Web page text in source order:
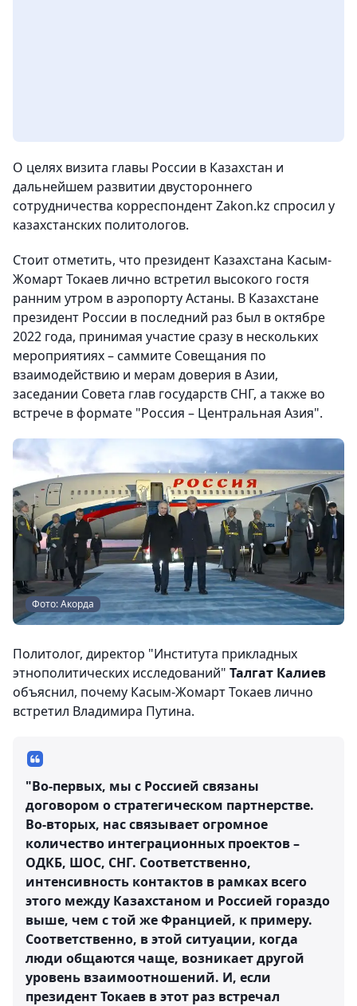
О целях визита главы России в Казахстан и
дальнейшем развитии двустороннего
сотрудничества корреспондент Zakon.kz спросил у
казахстанских политологов.
Стоит отметить, что президент Казахстана Касым-
Жомарт Токаев лично встретил высокого гостя
ранним утром в аэропорту Астаны. В Казахстане
президент России в последний раз был в октябре
2022 года, принимая участие сразу в нескольких
мероприятиях – саммите Совещания по
взаимодействию и мерам доверия в Азии,
заседании Совета глав государств СНГ, а также во
встрече в формате "Россия – Центральная Азия".
Фото: Акорда
Политолог, директор "Института прикладных
этнополитических исследований" Талгат Калиев
объяснил, почему Касым-Жомарт Токаев лично
встретил Владимира Путина.
"Во-первых, мы с Россией связаны
договором о стратегическом партнерстве.
Во-вторых, нас связывает огромное
количество интеграционных проектов –
ОДКБ, ШОС, СНГ. Соответственно,
интенсивность контактов в рамках всего
этого между Казахстаном и Россией гораздо
выше, чем с той же Францией, к примеру.
Соответственно, в этой ситуации, когда
люди общаются чаще, возникает другой
уровень взаимоотношений. И, если
президент Токаев в этот раз встречал